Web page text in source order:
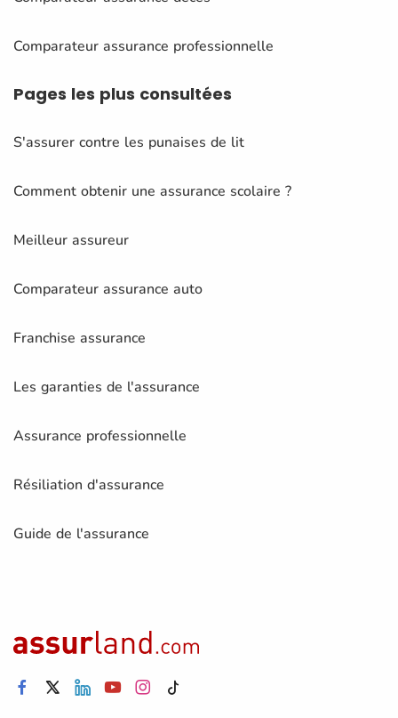
Comparateur assurance professionnelle
Pages les plus consultées
S'assurer contre les punaises de lit
Comment obtenir une assurance scolaire ?
Meilleur assureur
Comparateur assurance auto
Franchise assurance
Les garanties de l'assurance
Assurance professionnelle
Résiliation d'assurance
Guide de l'assurance